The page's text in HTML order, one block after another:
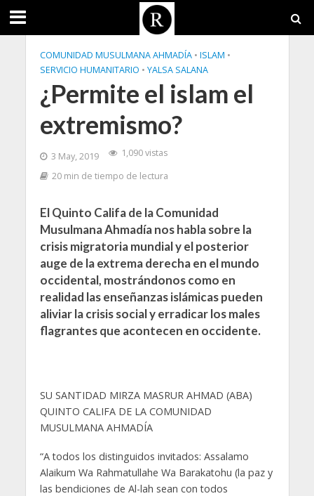
COMUNIDAD MUSULMANA AHMADÍA • ISLAM •
SERVICIO HUMANITARIO • YALSA SALANA
¿Permite el islam el
extremismo?
3 May, 2019
1,090 vistas
20 min de tiempo de lectura
El Quinto Califa de la Comunidad
Musulmana Ahmadía nos habla sobre la
crisis migratoria mundial y el posterior
auge de la extrema derecha en el mundo
occidental, mostrándonos como en
realidad las enseñanzas islámicas pueden
aliviar la crisis social y erradicar los males
flagrantes que acontecen en occidente.
SU SANTIDAD MIRZA MASRUR AHMAD (ABA)
QUINTO CALIFA DE LA COMUNIDAD
MUSULMANA AHMADÍA
“A todos los distinguidos invitados: Assalamo
Alaikum Wa Rahmatullahe Wa Barakatohu (la paz y
las bendiciones de Al-lah sean con todos